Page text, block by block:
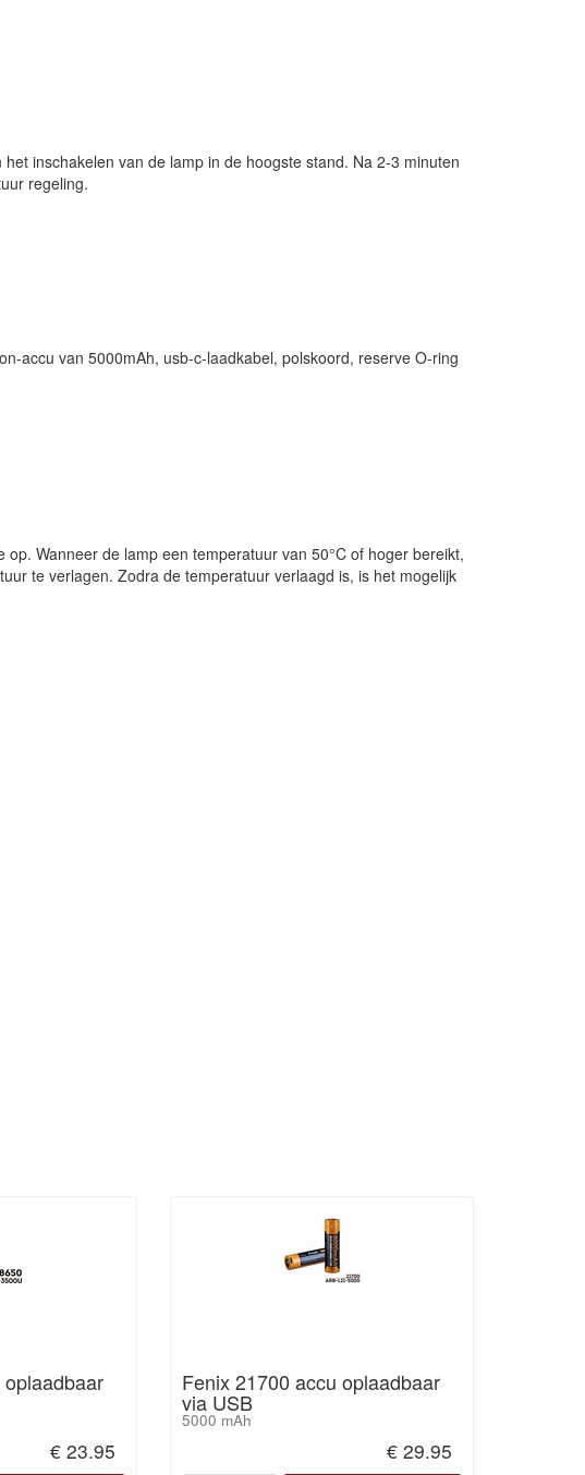
inschakelen van de lamp in de hoogste stand. Na 2-3 minuten
regeling.
accu van 5000mAh, usb-c-laadkabel, polskoord, reserve O-ring
Wanneer de lamp een temperatuur van 50°C of hoger bereikt,
te verlagen. Zodra de temperatuur verlaagd is, is het mogelijk
€ 23.95
Fenix 21700 accu oplaadbaar
via USB
5000 mAh
€ 29.95